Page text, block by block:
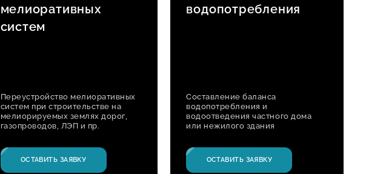
мелиоративных
систем
Переустройство мелиоративных
систем при строительстве на
мелиорируемых землях дорог,
газопроводов, ЛЭП и пр.
ОСТАВИТЬ ЗАЯВКУ
водопотребления
Составление баланса
водопотребления и
водоотведения частного дома
или нежилого здания
ОСТАВИТЬ ЗАЯВКУ